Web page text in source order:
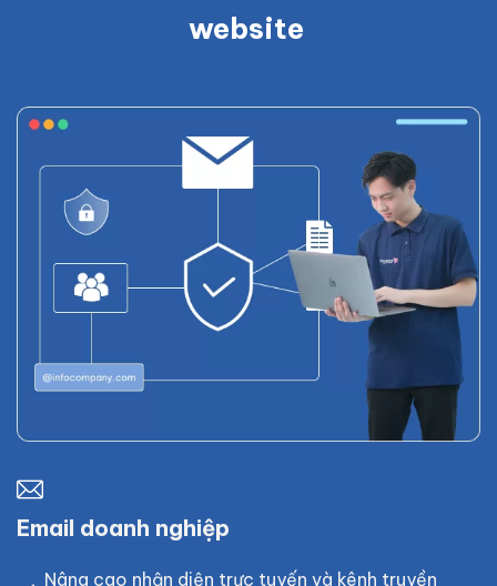
website
Email doanh nghiệp
Nâng cao nhận diện trực tuyến và kênh truyền